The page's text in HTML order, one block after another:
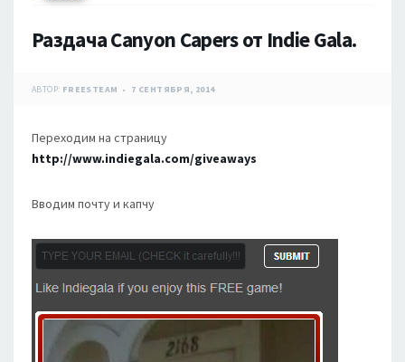
Раздача Canyon Capers от Indie Gala.
АВТОР: FREESTEAM 7 СЕНТЯБРЯ, 2014
Переходим на страницу
http://www.indiegala.com/giveaways
Вводим почту и капчу